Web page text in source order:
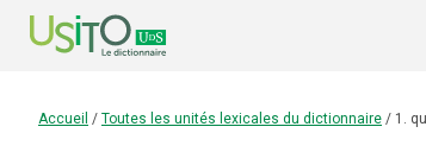
Accueil / Toutes les unités lexicales du dictionnaire / 1.